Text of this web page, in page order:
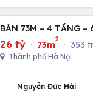
BÁN 73M – 4 TẦNG –
26 tỷ · 73m
2
· 353
Thành phố Hà Nội
Nguyễn Đức Hải